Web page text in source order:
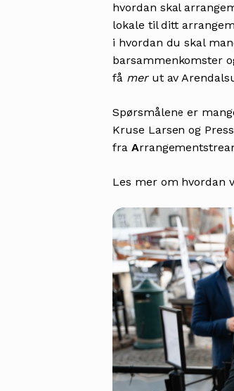
hvordan skal
lokale til ditt
i hvordan du skal
barsammenkomster
få mer ut av
Spørsmålene er
Kruse Larsen og
fra A
Les mer om hvordan